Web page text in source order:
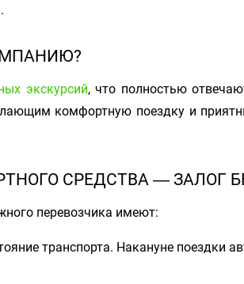
экскурсий, что полностью
комфортную поездку и
СРЕДСТВА ― ЗАЛОГ
перевозчика имеют:
транспорта. Накануне поездки